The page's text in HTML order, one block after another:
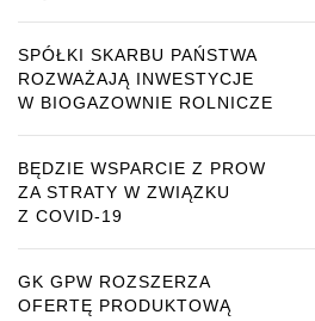
SPÓŁKI SKARBU PAŃSTWA
ROZWAŻAJĄ INWESTYCJE
W BIOGAZOWNIE ROLNICZE
BĘDZIE WSPARCIE Z PROW
ZA STRATY W ZWIĄZKU
Z COVID-19
GK GPW ROZSZERZA
OFERTĘ PRODUKTOWĄ